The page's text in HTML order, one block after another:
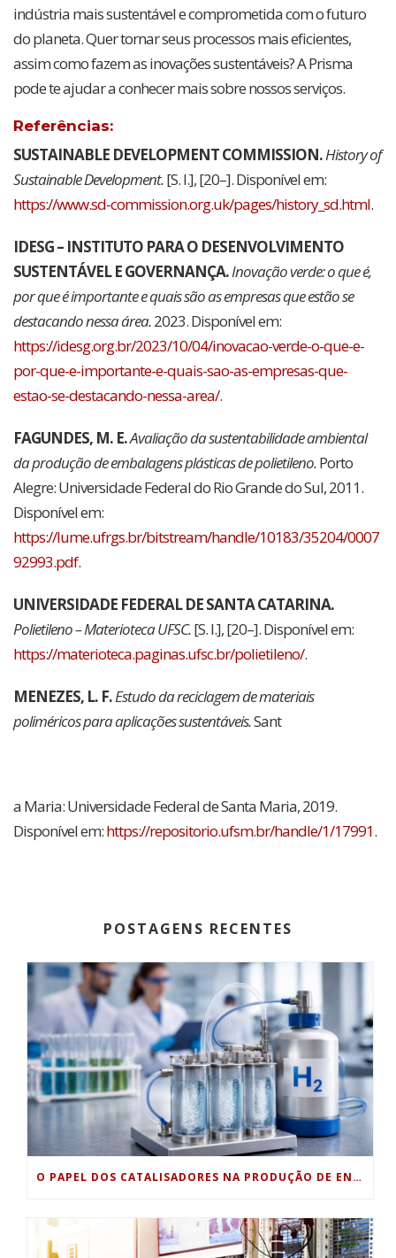
indústria mais sustentável e comprometida com o futuro
do planeta. Quer tornar seus processos mais eficientes,
assim como fazem as inovações sustentáveis? A Prisma
pode te ajudar a conhecer mais sobre nossos serviços.
Referências:
SUSTAINABLE DEVELOPMENT COMMISSION.History of
Sustainable Development.[S. l.], [20–]. Disponível em:
https://www.sd-commission.org.uk/pages/history_sd.html.
IDESG – INSTITUTO PARA O DESENVOLVIMENTO
SUSTENTÁVEL E GOVERNANÇA.Inovação verde: o que é,
por que é importante e quais são as empresas que estão se
destacando nessa área.2023. Disponível em:
https://idesg.org.br/2023/10/04/inovacao-verde-o-que-e-
por-que-e-importante-e-quais-sao-as-empresas-que-
estao-se-destacando-nessa-area/.
FAGUNDES, M. E.Avaliação da sustentabilidade ambiental
da produção de embalagens plásticas de polietileno.Porto
Alegre: Universidade Federal do Rio Grande do Sul, 2011.
Disponível em:
https://lume.ufrgs.br/bitstream/handle/10183/35204/0007
92993.pdf.
UNIVERSIDADE FEDERAL DE SANTA CATARINA.
Polietileno – Materioteca UFSC.[S. l.], [20–]. Disponível em:
https://materioteca.paginas.ufsc.br/polietileno/.
MENEZES, L. F.Estudo da reciclagem de materiais
poliméricos para aplicações sustentáveis.Sant
a Maria: Universidade Federal de Santa Maria, 2019.
Disponível em:https://repositorio.ufsm.br/handle/1/17991.
POSTAGENS RECENTES
O PAPEL DOS CATALISADORES NA PRODUÇÃO DE ENERGIA LIMPA